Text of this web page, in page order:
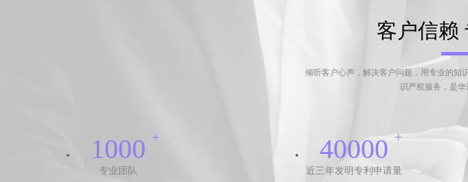
客户信赖
倾听客户心声，解决客户问题，用专业的知
识产权服务，是华
1000 +
专业团队
40000 +
近三年发明专利申请量